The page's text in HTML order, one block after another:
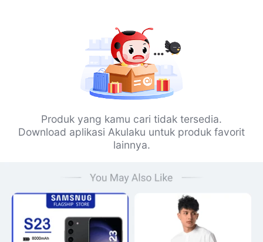
Produk yang kamu cari tidak tersedia.
Download aplikasi Akulaku untuk produk favorit
lainnya.